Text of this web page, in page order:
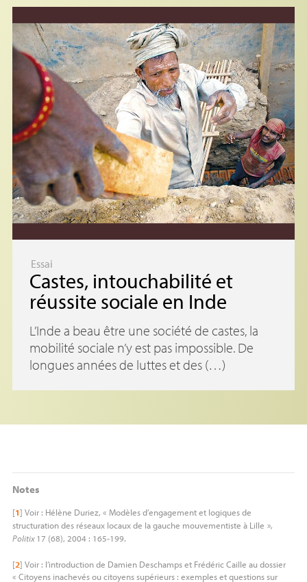
Essai
Castes, intouchabilité et
réussite sociale en Inde
L’Inde a beau être une société de castes, la
mobilité sociale n’y est pas impossible. De
longues années de luttes et des (…)
Notes
[1] Voir : Hélène Duriez, « Modèles d’engagement et logiques de
structuration des réseaux locaux de la gauche mouvementiste à Lille »,
Politix17 (68), 2004 : 165-199.
[2] Voir : l’introduction de Damien Deschamps et Frédéric Caille au dossier
« Citoyens inachevés ou citoyens supérieurs : exemples et questions sur